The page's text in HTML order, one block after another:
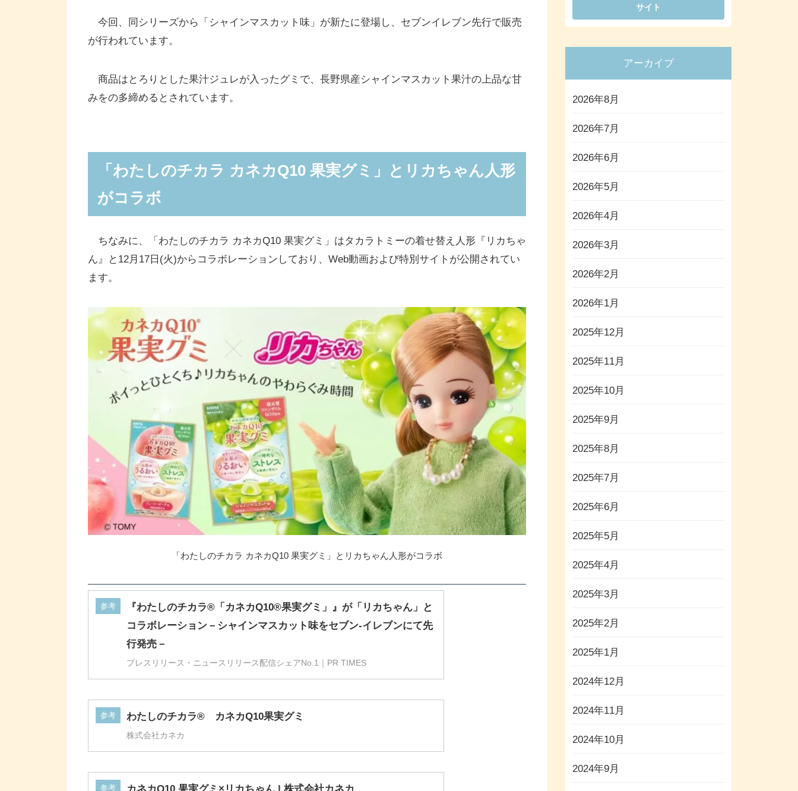
今回、同シリーズから「シャインマスカット味」が新たに登場し、セブンイレブン先行で販売
が行われています。
商品はとろりとした果汁ジュレが入ったグミで、長野県産シャインマスカット果汁の上品な甘
みをの多締めるとされています。
「わたしのチカラ カネカQ10 果実グミ」とリカちゃん人形
がコラボ
ちなみに、「わたしのチカラ カネカQ10 果実グミ」はタカラトミーの着せ替え人形『リカちゃ
ん』と12月17日(火)からコラボレーションしており、Web動画および特別サイトが公開されてい
ます。
「わたしのチカラ カネカQ10 果実グミ」とリカちゃん人形がコラボ
参考
『わたしのチカラ®「カネカQ10®果実グミ」』が「リカちゃん」と
コラボレーション－シャインマスカット味をセブン‐イレブンにて先
行発売－
プレスリリース・ニュースリリース配信シェアNo.1｜PR TIMES
参考 わたしのチカラ® カネカQ10果実グミ
株式会社カネカ
参考
アーカイブ
2026年8月
2026年7月
2026年6月
2026年5月
2026年4月
2026年3月
2026年2月
2026年1月
2025年12月
2025年11月
2025年10月
2025年9月
2025年8月
2025年7月
2025年6月
2025年5月
2025年4月
2025年3月
2025年2月
2025年1月
2024年12月
2024年11月
2024年10月
2024年9月